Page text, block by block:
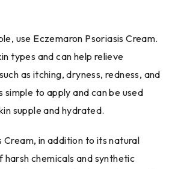
use Eczemaron Psoriasis Cream.
types and can help relieve
as itching, dryness, redness, and
simple to apply and can be used
supple and hydrated.
Cream, in addition to its natural
harsh chemicals and synthetic